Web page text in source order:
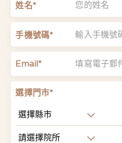
姓名*
手機號碼*
Email*
選擇門市*
選擇縣市
請選擇院所